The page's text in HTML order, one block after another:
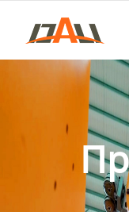
Главная
Продукция
Контакты